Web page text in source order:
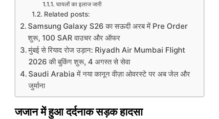
घायलों का इलाज जारी
Related posts:
Samsung Galaxy S26 का सऊदी अरब में Pre Order
शुरू, 100 SAR वाउचर और ऑफर
मुंबई से रियाद रोज उड़ान: Riyadh Air Mumbai Flight
2026 की बुकिंग शुरू, 4 अगस्त से सेवा
Saudi Arabia में नया कानून वीज़ा ओवरस्टे पर अब जेल और
जुर्माना
जजान में हुआ दर्दनाक सड़क हादसा